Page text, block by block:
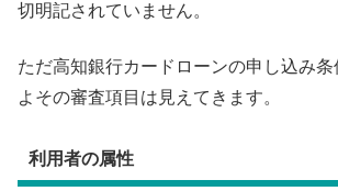
切明記されていません。
ただ高知銀行カードローンの申し込み
よその審査項目は見えてきます。
利用者の属性